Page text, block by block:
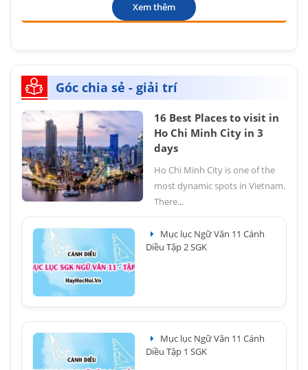
Xem thêm
Góc chia sẻ - giải trí
16 Best Places to visit in
Ho Chi Minh City in 3
days
Ho Chi Minh City is one of the
most dynamic spots in Vietnam.
There...
Mục lục Ngữ Văn 11 Cánh
Diều Tập 2 SGK
Mục lục Ngữ Văn 11 Cánh
Diều Tập 1 SGK